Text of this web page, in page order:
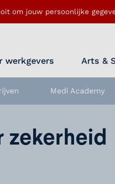
om jouw persoonlijke
werkgevers Arts &
Medi Academy
zekerheid